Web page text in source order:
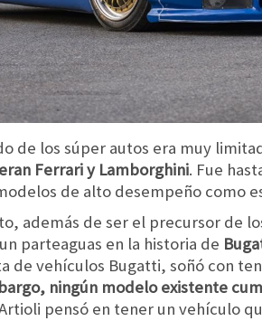
de los súper autos era muy
Ferrari y Lamborghini. Fue
de alto desempeño como
además de ser el precursor de
parteaguas en la historia de
de vehículos Bugatti, soñó con
ningún modelo existente
pensó en tener un vehículo